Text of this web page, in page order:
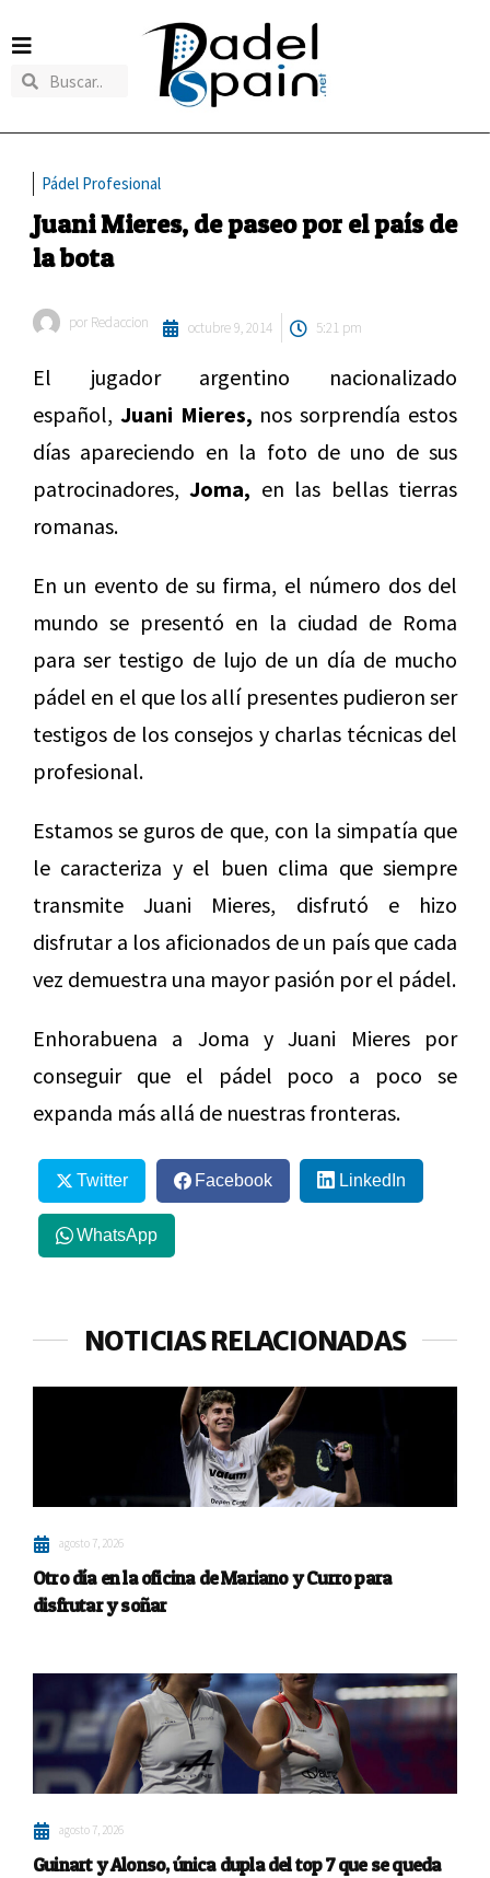
Pádel Profesional
Juani Mieres, de paseo por el país de
la bota
por Redaccion octubre 9, 2014 5:21 pm
El jugador argentino nacionalizado
español, Juani Mieres, nos sorprendía estos
días apareciendo en la foto de uno de sus
patrocinadores,Joma, en las bellas tierras
romanas.
En un evento de su firma, el número dos del
mundo se presentó en la ciudad de Roma
para ser testigo de lujo de un día de mucho
pádel en el que los allí presentes pudieron ser
testigos de los consejos y charlas técnicas del
profesional.
Estamos se guros de que, con la simpatía que
le caracteriza y el buen clima que siempre
transmite Juani Mieres, disfrutó e hizo
disfrutar a los aficionados de un país que cada
vez demuestra una mayor pasión por el pádel.
Enhorabuena a Joma y Juani Mieres por
conseguir que el pádel poco a poco se
expanda más allá de nuestras fronteras.
Twitter Facebook LinkedIn
WhatsApp
NOTICIAS RELACIONADAS
agosto 7, 2026
Otro día en la oficina de Mariano y Curro para
disfrutar y soñar
agosto 7, 2026
Guinart y Alonso, única dupla del top 7 que se queda